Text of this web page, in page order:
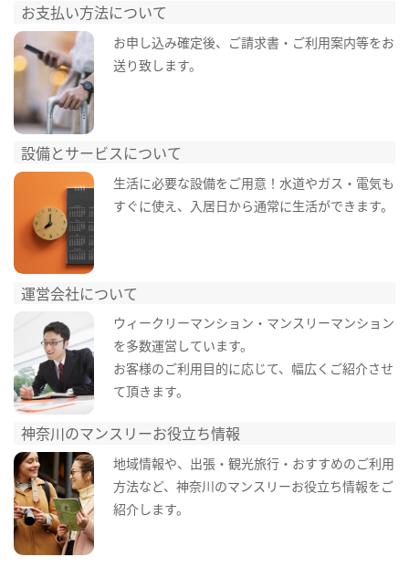
お支払い方法について
お申し込み確定後、ご請求書・ご利用案内等をお
送り致します。
設備とサービスについて
生活に必要な設備をご用意！水道やガス・電気も
すぐに使え、入居日から通常に生活ができます。
運営会社について
ウィークリーマンション・マンスリーマンション
を多数運営しています。
お客様のご利用目的に応じて、幅広くご紹介させ
て頂きます。
神奈川のマンスリーお役立ち情報
地域情報や、出張・観光旅行・おすすめのご利用
方法など、神奈川のマンスリーお役立ち情報をご
紹介します。